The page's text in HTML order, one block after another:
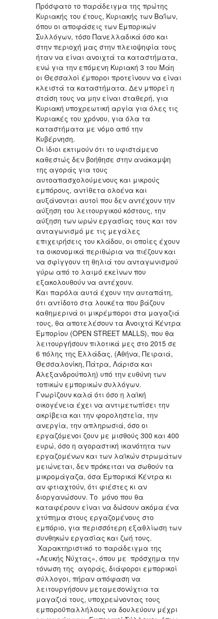
Πρόσφατο το παράδειγμα της πρώτης
Κυριακής του έτους, Κυριακής των Βαΐων,
όπου οι αποφάσεις των Εμπορικών
Συλλόγων, τόσο Πανελλαδικά όσο και
στην περιοχή μας στην πλειοψηφία τους
ήταν να είναι ανοιχτά τα καταστήματα,
ενώ για την επόμενη Κυριακή 3 του Μάη
οι Θεσσαλοί έμποροι προτείνουν να είναι
κλειστά τα καταστήματα. Δεν μπορεί η
στάση τους να μην είναι σταθερή, για
Κυριακή υποχρεωτική αργία για όλες τις
Κυριακές του χρόνου, για όλα τα
καταστήματα με νόμο από την
Κυβέρνηση.
Οι ίδιοι εκτιμούν ότι το υφιστάμενο
καθεστώς δεν βοήθησε στην ανάκαμψη
της αγοράς για τους
αυτοαπασχολούμενους και μικρούς
εμπόρους, αντίθετα ολοένα και
αυξάνονται αυτοί που δεν αντέχουν την
αύξηση του λειτουργικού κόστους, την
αύξηση των ωρών εργασίας τους και τον
ανταγωνισμό με τις μεγάλες
επιχειρήσεις του κλάδου, οι οποίες έχουν
τα οικονομικά περιθώρια να πιέζουν και
να σφίγγουν τη θηλιά του ανταγωνισμού
γύρω από το λαιμό εκείνων που
εξακολουθούν να αντέχουν.
Και παρόλα αυτά έχουν την αυταπάτη,
ότι αντίδοτο στα λουκέτα που βάζουν
καθημερινά οι μικρέμποροι στα μαγαζιά
τους, θα αποτελέσουν τα Ανοιχτά Κέντρα
Εμπορίου (OPEN STREET MALLS), που θα
λειτουργήσουν πιλοτικά μες στο 2015 σε
6 πόλης της Ελλάδας, (Αθήνα, Πειραιά,
Θεσσαλονίκη, Πάτρα, Λάρισα και
Αλεξανδρούπολη) υπό την ευθύνη των
τοπικών εμπορικών συλλόγων.
Γνωρίζουν καλά ότι όσο η λαϊκή
οικογένεια έχει να αντιμετωπίσει την
ακρίβεια και την φοροληστεία, την
ανεργία, την απληρωσιά, όσο οι
εργαζόμενοι ζουν με μισθούς 300 και 400
ευρώ, όσο η αγοραστική ικανότητα των
εργαζομένων και των λαϊκών στρωμάτων
μειώνεται, δεν πρόκειται να σωθούν τα
μικρομάγαζα, όσα Εμπορικά Κέντρα κι
αν φτιαχτούν, ότι φιέστες κι αν
διοργανώσουν. Το μόνο που θα
καταφέρουν είναι να δώσουν ακόμα ένα
χτύπημα στους εργαζομένους στο
εμπόριο, για περισσότερη εξαθλίωση των
συνθηκών εργασίας και ζωή τους.
Χαρακτηριστικό το παράδειγμα της
«Λευκής Νύχτας», όπου με πρόσχημα την
τόνωση της αγοράς, διάφοροι εμπορικοί
σύλλογοι, πήραν απόφαση να
λειτουργήσουν μεταμεσονύχτια τα
μαγαζιά τους, υποχρεώνοντας τους
εμποροϋπαλλήλους να δουλεύουν μέχρι